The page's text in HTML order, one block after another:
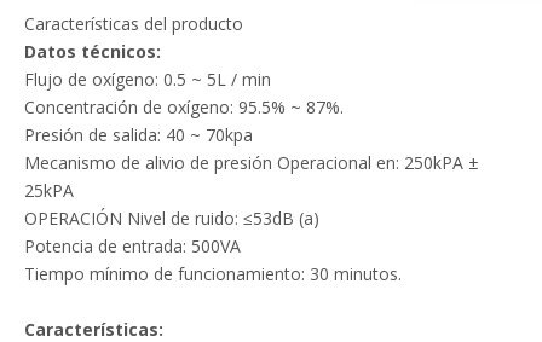
Características del producto
Datos técnicos:
Flujo de oxígeno: 0.5 ~ 5L / min
Concentración de oxígeno: 95.5% ~ 87%.
Presión de salida: 40 ~ 70kpa
Mecanismo de alivio de presión Operacional en: 250kPA ±
25kPA
OPERACIÓN Nivel de ruido: ≤53dB (a)
Potencia de entrada: 500VA
Tiempo mínimo de funcionamiento: 30 minutos.
Características: